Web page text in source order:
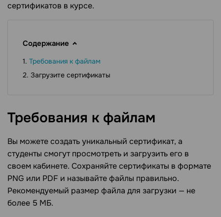
сертификатов в курсе.
Содержание
Требования к файлам
Загрузите сертификаты
Требования к файлам
Вы можете создать уникальный сертификат, а
студенты смогут просмотреть и загрузить его в
своем кабинете. Сохраняйте сертификаты в формате
PNG или PDF и называйте файлы правильно.
Рекомендуемый размер файла для загрузки — не
более 5 МБ.